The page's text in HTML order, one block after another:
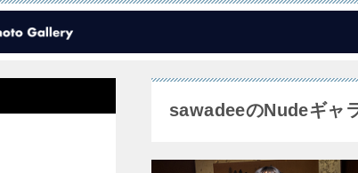
sawadeeのNudeギャ